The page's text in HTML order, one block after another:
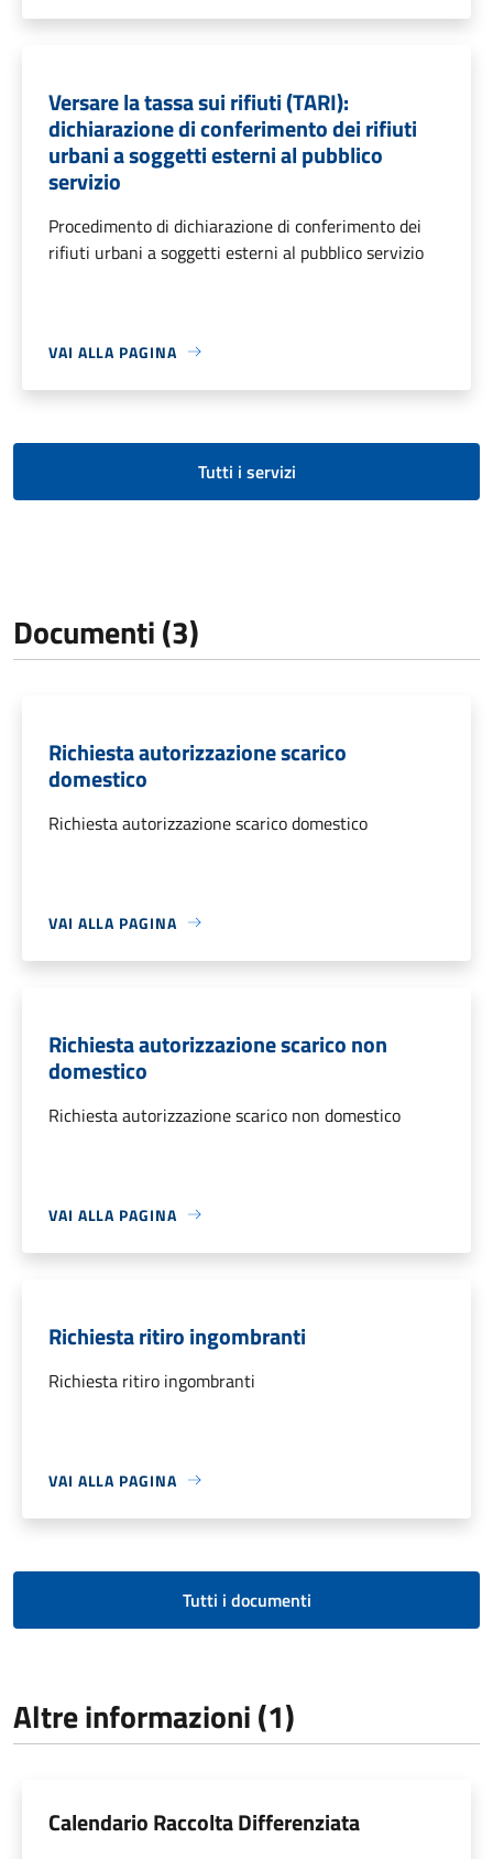
Versare la tassa sui rifiuti (TARI):
dichiarazione di conferimento dei rifiuti
urbani a soggetti esterni al pubblico
servizio
Procedimento di dichiarazione di conferimento dei
rifiuti urbani a soggetti esterni al pubblico servizio
VAI ALLA PAGINA
Tutti i servizi
Documenti (3)
Richiesta autorizzazione scarico
domestico
Richiesta autorizzazione scarico domestico
VAI ALLA PAGINA
Richiesta autorizzazione scarico non
domestico
Richiesta autorizzazione scarico non domestico
VAI ALLA PAGINA
Richiesta ritiro ingombranti
Richiesta ritiro ingombranti
VAI ALLA PAGINA
Tutti i documenti
Altre informazioni (1)
Calendario Raccolta Differenziata